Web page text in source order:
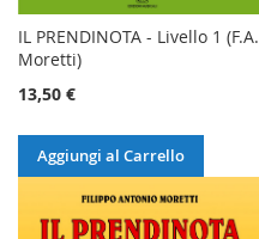
IL PRENDINOTA - Livello 1 (F.A.
Moretti)
13,50 €
Aggiungi al Carrello